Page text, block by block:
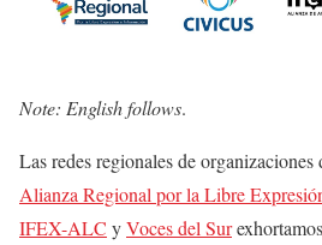
Note: English follows.
Las redes regionales de
Alianza Regional por la Libre
IFEX-ALC yVoces del Sur